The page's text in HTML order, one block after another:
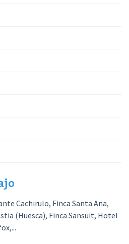
Cachirulo, Finca Santa Ana,
(Huesca), Finca Sansuit, Hotel